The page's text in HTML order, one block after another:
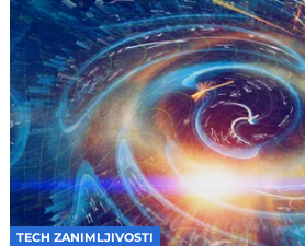
TECH ZANIMLJIVOSTI